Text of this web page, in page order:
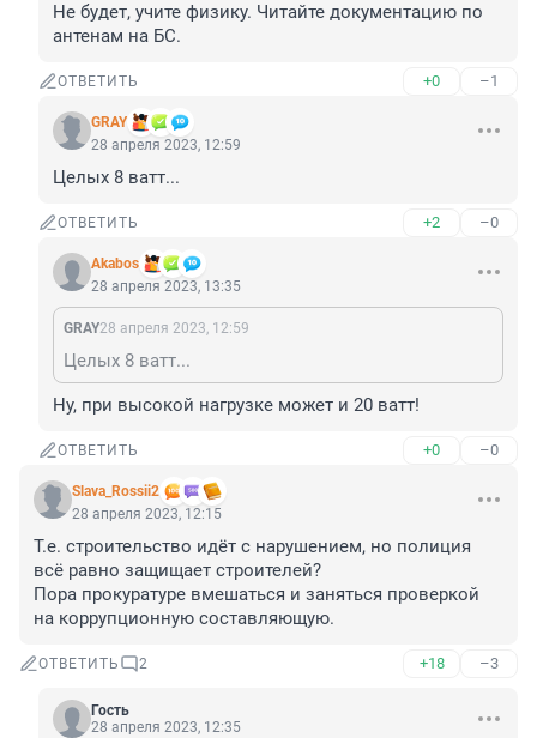
Не будет, учите физику. Читайте документацию по
антенам на БС.
ОТВЕТИТЬ +0 –1
GRAY
28 апреля 2023, 12:59
Целых 8 ватт...
ОТВЕТИТЬ +2 –0
Akabos
28 апреля 2023, 13:35
GRAY28 апреля 2023, 12:59
Целых 8 ватт...
Ну, при высокой нагрузке может и 20 ватт!
ОТВЕТИТЬ +0 –0
Slava_Rossii2
28 апреля 2023, 12:15
Т.е. строительство идёт с нарушением, но полиция
всё равно защищает строителей?
Пора прокуратуре вмешаться и заняться проверкой
на коррупционную составляющую.
ОТВЕТИТЬ 2 +18 –3
Гость
28 апреля 2023, 12:35